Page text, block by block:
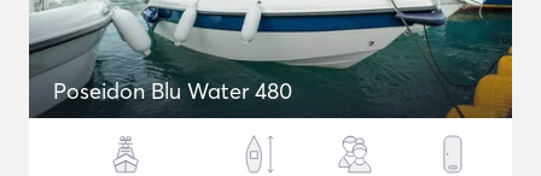
Poseidon Blu Water 480